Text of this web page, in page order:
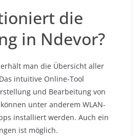
die
in Ndevor?
man die Übersicht aller
intuitive Online-Tool
und Bearbeitung von
unter anderem WLAN-
installiert werden. Auch ein
ist möglich.